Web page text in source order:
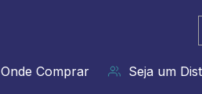
Onde Comprar Seja um